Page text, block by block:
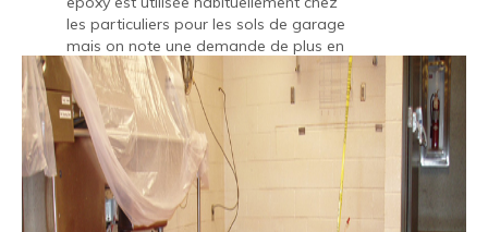
les particuliers pour les sols de garage
mais on note une demande de plus en
plus populaire pour l’intérieur des
résidences : salon, chambre, salle de
bain, sous sol, patio ou contour de
piscine car la peinture époxy
(polyuréthane ou poly aspartique) peut
remplacer les revêtements de plancher
classique tel que le carrelage ou le
linoleum